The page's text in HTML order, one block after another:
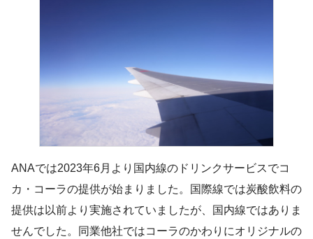
ANAでは2023年6月より国内線のドリンクサービスでコ
カ・コーラの提供が始まりました。国際線では炭酸飲料の
提供は以前より実施されていましたが、国内線ではありま
せんでした。同業他社ではコーラのかわりにオリジナルの